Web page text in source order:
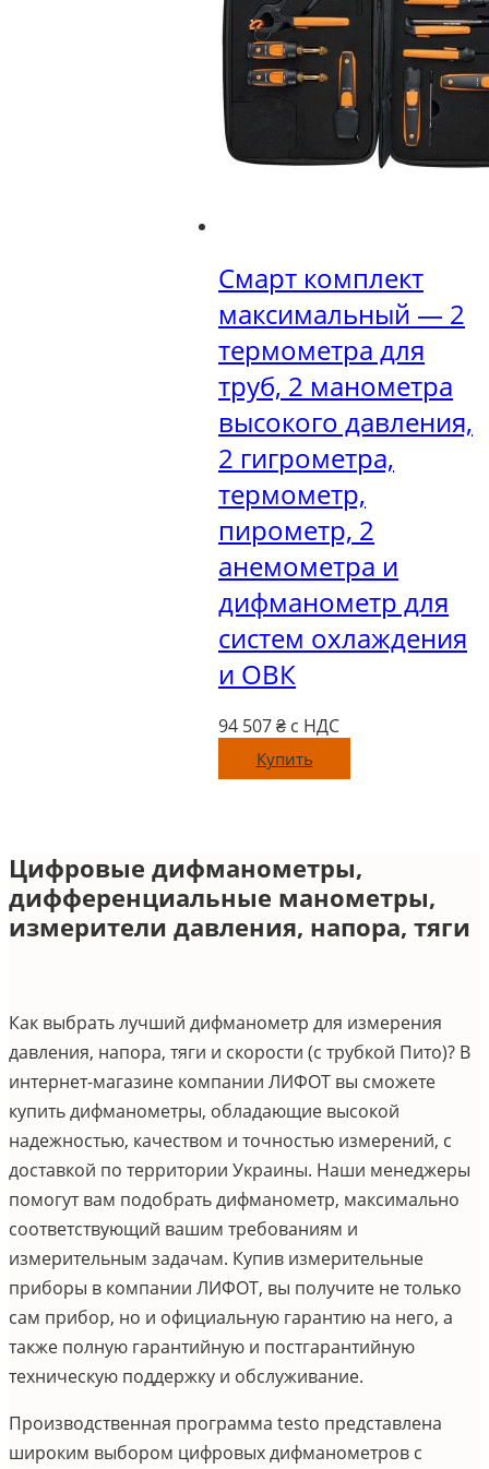
Смарт комплект
максимальный — 2
термометра для
труб, 2 манометра
высокого давления,
2 гигрометра,
термометр,
пирометр, 2
анемометра и
дифманометр для
систем охлаждения
и ОВК
94 507₴ с НДС
Купить
Цифровые дифманометры,
дифференциальные манометры,
измерители давления, напора, тяги
Как выбрать лучший дифманометр для измерения
давления, напора, тяги и скорости (с трубкой Пито)? В
интернет-магазине компании ЛИФОТ вы сможете
купить дифманометры, обладающие высокой
надежностью, качеством и точностью измерений, с
доставкой по территории Украины. Наши менеджеры
помогут вам подобрать дифманометр, максимально
соответствующий вашим требованиям и
измерительным задачам. Купив измерительные
приборы в компании ЛИФОТ, вы получите не только
сам прибор, но и официальную гарантию на него, а
также полную гарантийную и постгарантийную
техническую поддержку и обслуживание.
Производственная программа testo представлена
широким выбором цифровых дифманометров с